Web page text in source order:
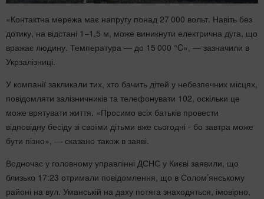
«Контактна мережа має напругу понад 27 000 вольт. Навіть без
дотику, на відстані 1−1,5 м, може виникнути електрична дуга, що
вражає людину. Температура — до 15 000 °C», — зазначили в
Укрзалізниці.
У компанії закликали тих, хто бачить дітей у небезпечних місцях,
повідомляти залізничників та телефонувати 102, оскільки це
може врятувати життя. «Просимо всіх батьків провести
відповідну бесіду зі своїми дітьми вже сьогодні - бо завтра може
бути пізно», — сказано також в заяві.
Водночас у головному управлінні ДСНС у Києві заявили, що
близько 17:23 отримали повідомлення, що в Солом’янському
районі на вул. Уманській на даху потяга знаходяться, імовірно,